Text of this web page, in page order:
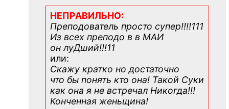
НЕПРАВИЛЬНО:
Преподователь просто супер!!!!111
Из всех преподо в в МАИ
он луДший!!!11
или:
Скажу кратко но достаточно
что бы понять кто она! Такой Суки
как она я не встречал Никогда!!!
Конченная женьщина!